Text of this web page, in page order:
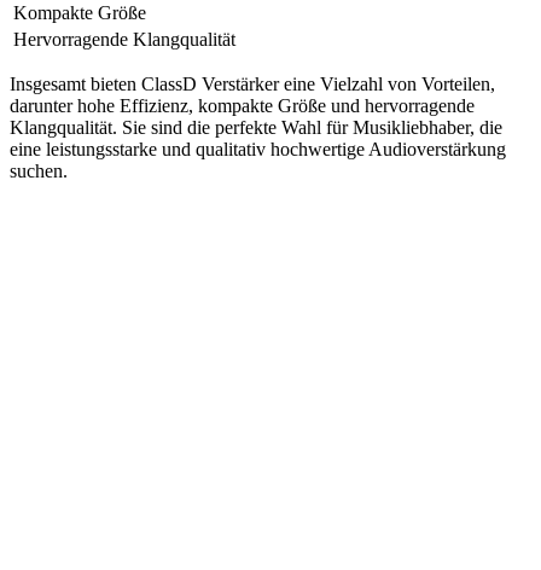
Kompakte Größe
Hervorragende Klangqualität
Insgesamt bieten ClassD Verstärker eine Vielzahl von Vorteilen,
darunter hohe Effizienz, kompakte Größe und hervorragende
Klangqualität. Sie sind die perfekte Wahl für Musikliebhaber, die
eine leistungsstarke und qualitativ hochwertige Audioverstärkung
suchen.